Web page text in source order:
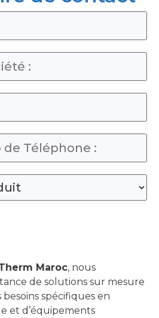
Maroc, nous
de solutions sur mesure
spécifiques en
et d’équipements